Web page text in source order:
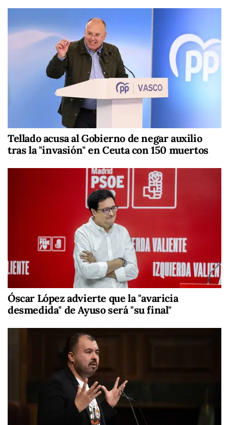
Tellado acusa al Gobierno de negar auxilio
tras la "invasión" en Ceuta con 150 muertos
Óscar López advierte que la "avaricia
desmedida" de Ayuso será "su final"